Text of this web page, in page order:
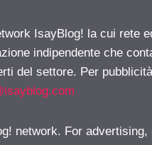
IsayBlog! la cui rete
indipendente che
del settore. Per
network. For advertising,